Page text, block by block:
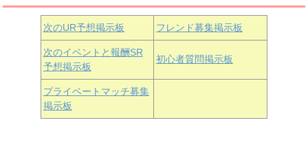
朝香果林 近江彼方 エマ・ヴェルデ
次のUR予想掲示板 フレンド募集掲示板
次のイベントと報酬SR
予想掲示板
初心者質問掲示板
プライベートマッチ募集
掲示板